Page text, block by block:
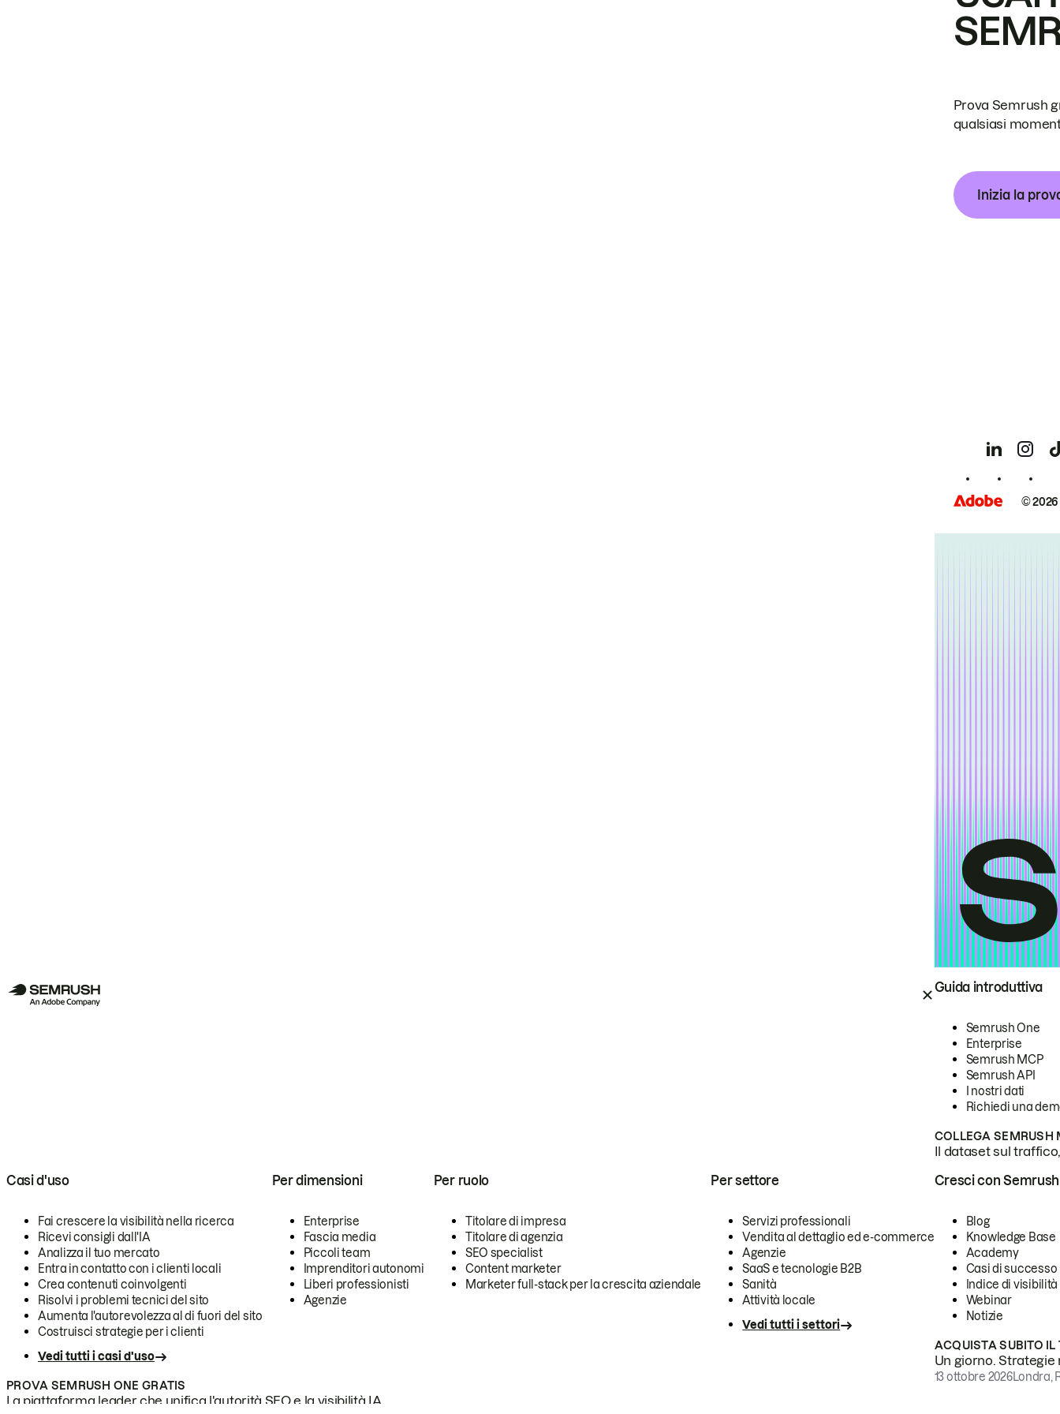
Guida introduttiva
Semrush One
Enterprise
Semrush MCP
Semrush API
I nostri dati
Richiedi una
COLLEGA SEMRUSH
Il dataset sul
Casi d'uso
Fai crescere la visibilità nella ricerca
Ricevi consigli dall'IA
Analizza il tuo mercato
Entra in contatto con i clienti locali
Crea contenuti coinvolgenti
Risolvi i problemi tecnici del sito
Aumenta l'autorevolezza al di fuori del sito
Costruisci strategie per i clienti
Vedi tutti i casi d'uso
Per dimensioni
Enterprise
Fascia media
Piccoli team
Imprenditori autonomi
Liberi professionisti
Agenzie
Per ruolo
Titolare di impresa
Titolare di agenzia
SEO specialist
Content marketer
Marketer full-stack per la crescita aziendale
Per settore
Servizi professionali
Vendita al dettaglio ed e-commerce
Agenzie
SaaS e tecnologie B2B
Sanità
Attività locale
Vedi tutti i settori
PROVA SEMRUSH ONE GRATIS
La piattaforma leader che unifica l'autorità SEO e la visibilità IA.
Cresci con Semrush
Blog
Knowledge Base
Academy
Casi di successo
Indice di visibilità
Webinar
Notizie
ACQUISTA SUBITO IL
Un giorno.
13 ottobre 2026Londra,
Prova Semrush
qualsiasi
Inizia la
©